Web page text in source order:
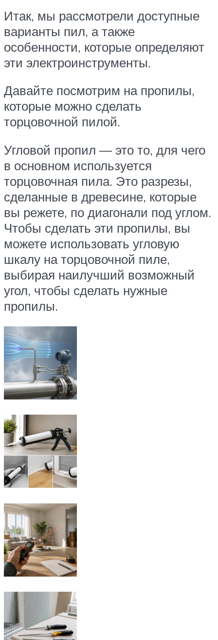
Итак, мы рассмотрели доступные
варианты пил, а также
особенности, которые определяют
эти электроинструменты.
Давайте посмотрим на пропилы,
которые можно сделать
торцовочной пилой.
Угловой пропил — это то, для чего
в основном используется
торцовочная пила. Это разрезы,
сделанные в древесине, которые
вы режете, по диагонали под углом.
Чтобы сделать эти пропилы, вы
можете использовать угловую
шкалу на торцовочной пиле,
выбирая наилучший возможный
угол, чтобы сделать нужные
пропилы.